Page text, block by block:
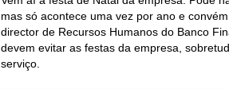
mas só acontece uma vez por ano e
director de Recursos Humanos do Banco
devem evitar as festas da empresa,
serviço.